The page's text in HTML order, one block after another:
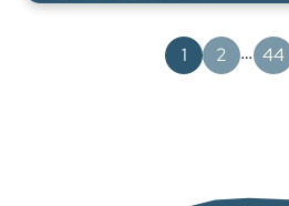
1 2 … 44